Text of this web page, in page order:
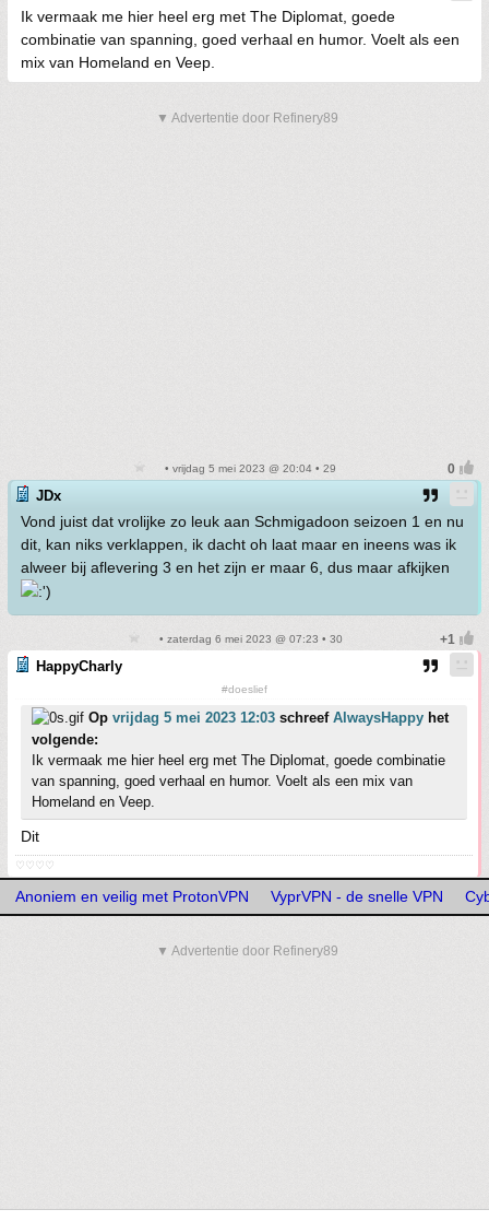
Ik vermaak me hier heel erg met The Diplomat, goede
combinatie van spanning, goed verhaal en humor. Voelt als een
mix van Homeland en Veep.
▼ Advertentie door Refinery89
• vrijdag 5 mei 2023 @ 20:04 • 29
JDx
Vond juist dat vrolijke zo leuk aan Schmigadoon seizoen 1 en nu
dit, kan niks verklappen, ik dacht oh laat maar en ineens was ik
alweer bij aflevering 3 en het zijn er maar 6, dus maar afkijken
• zaterdag 6 mei 2023 @ 07:23 • 30
HappyCharly
#doeslief
Op vrijdag 5 mei 2023 12:03 schreef AlwaysHappy het
volgende:
Ik vermaak me hier heel erg met The Diplomat, goede combinatie
van spanning, goed verhaal en humor. Voelt als een mix van
Homeland en Veep.
Dit
♡♡♡♡
Anoniem en veilig met ProtonVPN VyprVPN - de snelle VPN
▼ Advertentie door Refinery89